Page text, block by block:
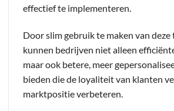
effectief te implementeren.
Door slim gebruik te maken van
kunnen bedrijven niet alleen
maar ook betere, meer
bieden die de loyaliteit van klanten
marktpositie verbeteren.